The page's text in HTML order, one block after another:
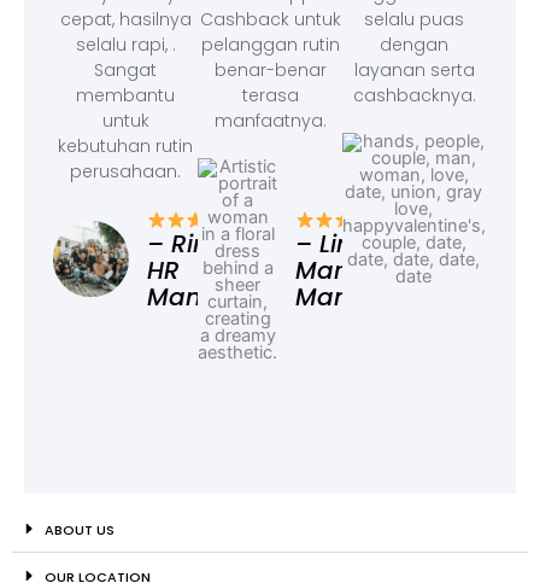
cepat, hasilnya
selalu rapi, .
Sangat
membantu
untuk
kebutuhan rutin
perusahaan.
– Rina,
HR
Manager
Cashback untuk
pelanggan rutin
benar-benar
terasa
manfaatnya.
– Linda,
Marketing
Manager
selalu puas
dengan
layanan serta
cashbacknya.
ABOUT US
OUR LOCATION